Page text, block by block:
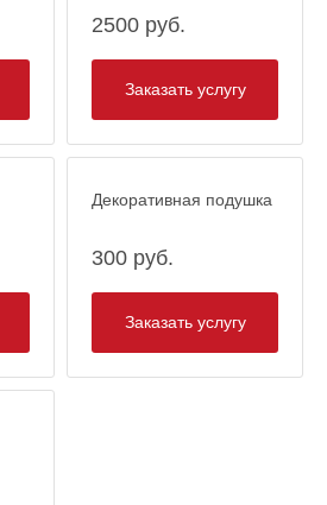
2500 руб.
Заказать услугу
Декоративная подушка
300 руб.
Заказать услугу